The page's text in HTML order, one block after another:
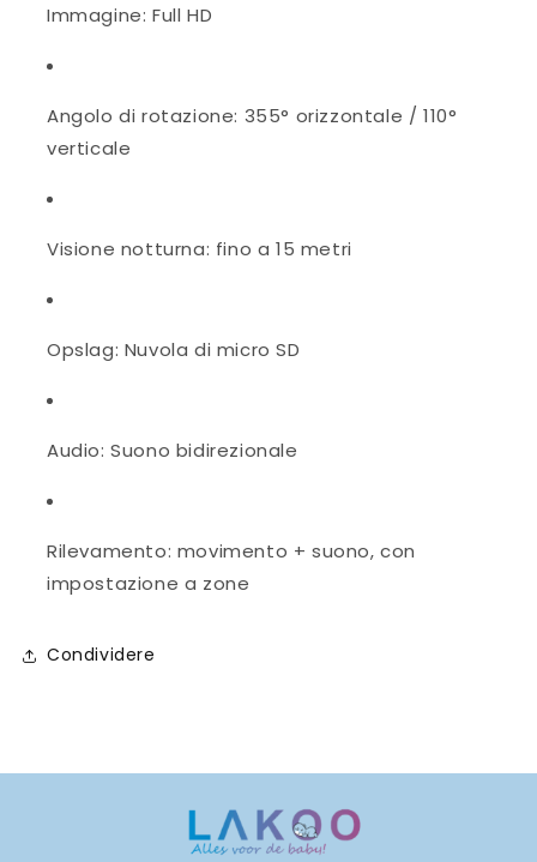
Immagine: Full HD
Angolo di rotazione: 355° orizzontale / 110°
verticale
Visione notturna: fino a 15 metri
Opslag: Nuvola di micro SD
Audio: Suono bidirezionale
Rilevamento: movimento + suono, con
impostazione a zone
Condividere